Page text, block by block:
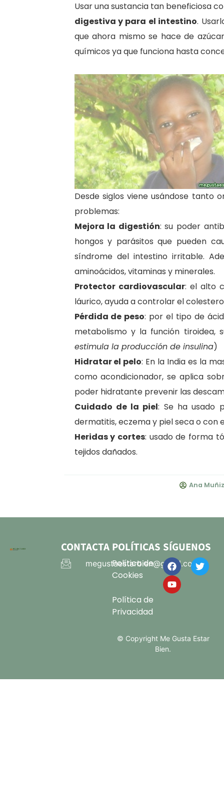
Usar una sustancia tan beneficiosa
digestiva y para el intestino.
que ahora mismo se hace de
químicos ya que funciona hasta
Desde siglos viene usándose
problemas:
Mejora la digestión: su poder
hongos y parásitos que pueden
síndrome del intestino irritable.
aminoácidos, vitaminas y minerales.
Protector cardiovascular: el alto
láurico, ayuda a controlar el
Pérdida de peso: por el tipo de
metabolismo y la función tiroidea,
estimula la producción de insulina)
Hidratar el pelo: En la India es la
como acondicionador, se aplica
poder hidratante prevenir las
Cuidado de la piel: Se ha usado
dermatitis, eczema y piel seca o con
Heridas y cortes: usado de forma
tejidos dañados.
Ana Muñiz
CONTACTA
megustaestarbien@gmail.com
POLÍTICAS
Política de
Cookies
Política de
Privacidad
SÍGUENOS
© Copyright Me Gusta Estar
Bien.